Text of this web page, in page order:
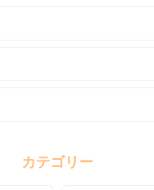
カテゴリー